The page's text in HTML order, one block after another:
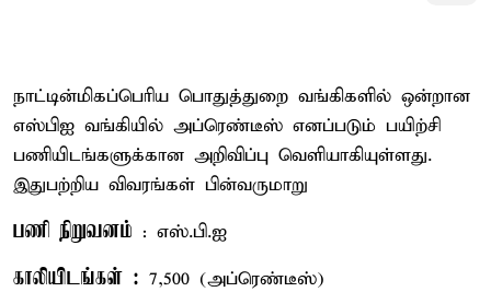
நாட்டின்மிகப்பெரிய பொதுத்துறை வங்கிகளில் ஒன்றான
எஸ்பிஐ வங்கியில் அப்ரெண்டீஸ் எனப்படும் பயிற்சி
பணியிடங்களுக்கான அறிவிப்பு வெளியாகியுள்ளது.
இதுபற்றிய விவரங்கள் பின்வருமாறு
பணி நிறுவனம் : எஸ்.பி.ஐ
காலியிடங்கள் : 7,500 (அப்ரெண்டீஸ்)